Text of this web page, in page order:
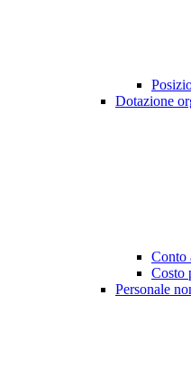
Dotazione
Conto
Costo
Personale